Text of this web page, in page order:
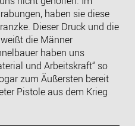
haben sie diese
Dieser Druck und die
die Männer
haben uns
und Arbeitskraft“ so
zum Äußersten bereit
Pistole aus dem Krieg